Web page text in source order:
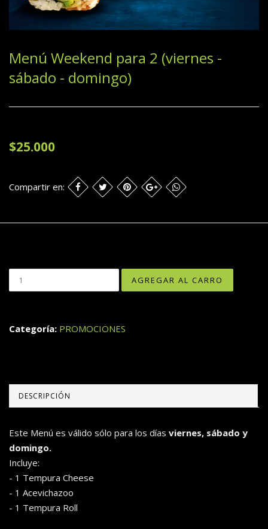
Menú Weekend para 2 (viernes -
sábado - domingo)
$25.000
Compartir en:
Categoría: PROMOCIONES
DESCRIPCIÓN
Este Menú es válido sólo para los días viernes, sábado y
domingo.
Incluye:
- 1 Tempura Cheese
- 1 Acevichazoo
- 1 Tempura Roll